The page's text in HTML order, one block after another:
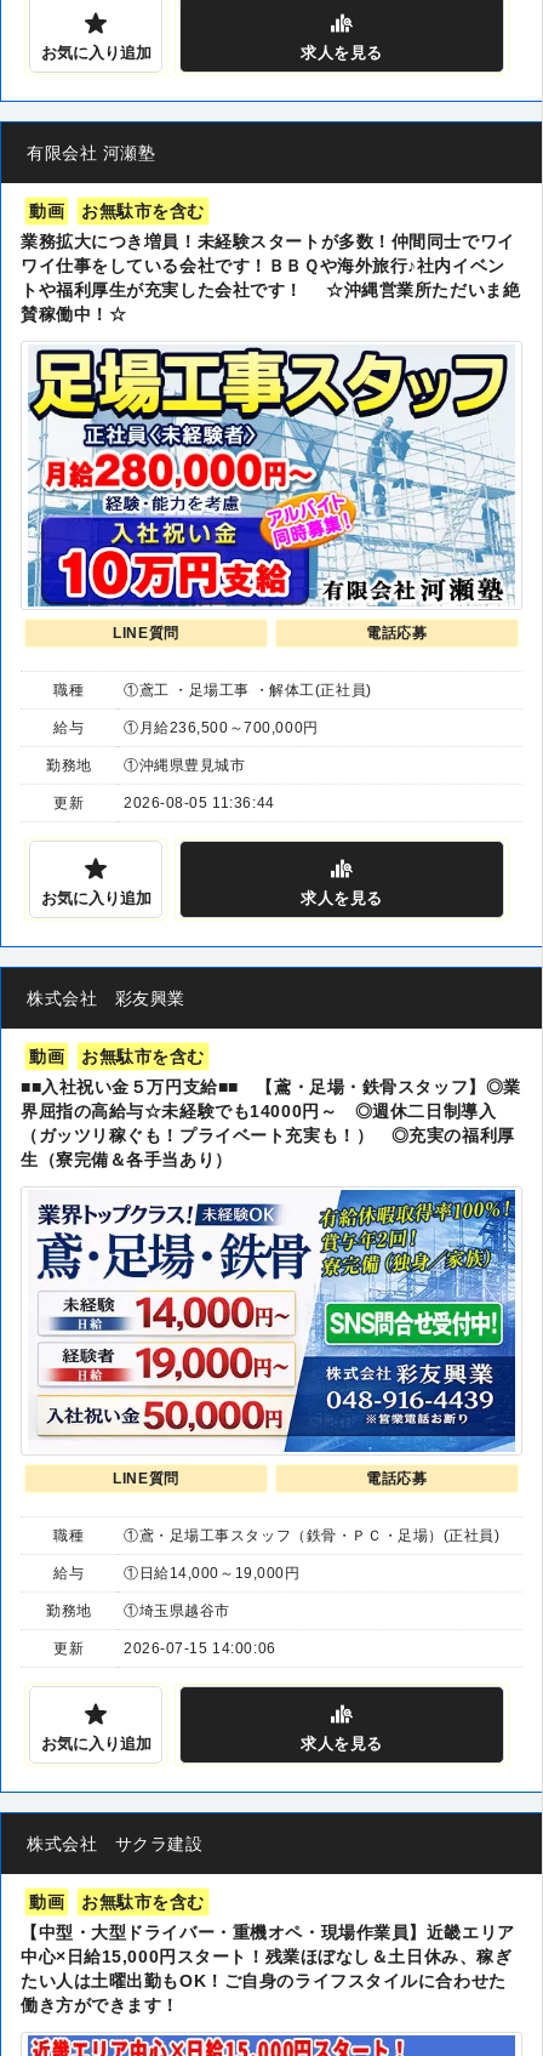
お気に入り追加 求人 を見る
有限会社 河瀬塾
動画
お無駄市を含む
業務拡大につき増員！未経験スタートが多数！仲間同士でワイ
ワイ仕事をしている会社です！ＢＢＱや海外旅行♪社内イベン
トや福利厚生が充実した会社です！ ☆沖縄営業所ただいま絶
賛稼働中！☆
LINE質問 電話応募
職種 ①鳶工 ・足場工事 ・解体工(正社員)
給与 ①月給236,500～700,000円
勤務地 ①沖縄県豊見城市
更新 2026-08-05 11:36:44
お気に入り追加 求人 を見る
株式会社 彩友興業
動画
お無駄市を含む
■■入社祝い金５万円支給■■ 【鳶・足場・鉄骨スタッフ】◎業
界屈指の高給与☆未経験でも14000円～ ◎週休二日制導入
（ガッツリ稼ぐも！プライベート充実も！） ◎充実の福利厚
生（寮完備＆各手当あり）
LINE質問 電話応募
職種 ①鳶・足場工事スタッフ（鉄骨・ＰＣ・足場）(正社員)
給与 ①日給14,000～19,000円
勤務地 ①埼玉県越谷市
更新 2026-07-15 14:00:06
お気に入り追加 求人を見る
株式会社 サクラ建設
動画
お無駄市を含む
【中型・大型ドライバー・重機オペ・現場作業員】近畿エリア
中心×日給15,000円スタート！残業ほぼなし＆土日休み、稼ぎ
たい人は土曜出勤もOK！ご自身のライフスタイルに合わせた
働き方ができます！